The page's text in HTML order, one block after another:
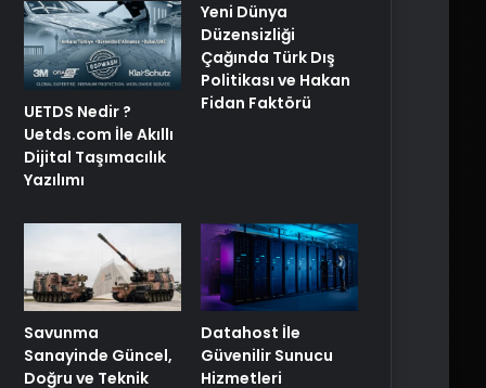
UETDS Nedir ?
Uetds.com İle Akıllı
Dijital Taşımacılık
Yazılımı
Yeni Dünya
Düzensizliği
Çağında Türk Dış
Politikası ve Hakan
Fidan Faktörü
Savunma
Sanayinde Güncel,
Doğru ve Teknik
Datahost İle
Güvenilir Sunucu
Hizmetleri